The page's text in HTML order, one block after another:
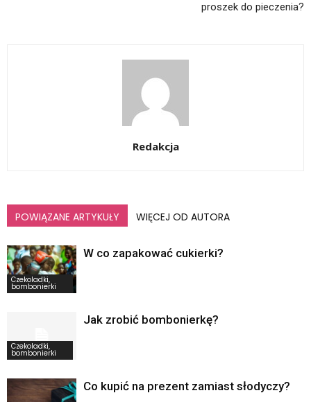
proszek do pieczenia?
Redakcja
POWIĄZANE ARTYKUŁY WIĘCEJ OD AUTORA
Czekoladki,
bombonierki
W co zapakować cukierki?
Czekoladki,
bombonierki
Jak zrobić bombonierkę?
Co kupić na prezent zamiast słodyczy?